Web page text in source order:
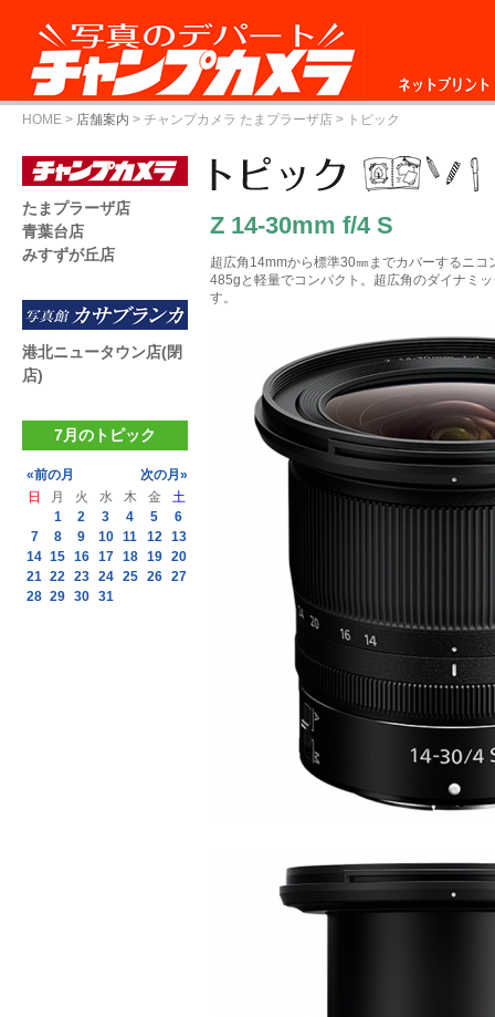
ネットプリント
HOME > 店舗案内 > チャンプカメラ たまプラーザ店 > トピック
Z 14-30mm f/4 S
超広角14mmから標準30㎜までカバーするニ
485gと軽量でコンパクト。超広角のダイナミ
す。
たまプラーザ店
青葉台店
みすずが丘店
港北ニュータウン店(閉
店)
7月のトピック
«前の月
次の月»
日
月 火 水 木 金
土
1
2 3 4 5
6
7
8 9 10 11 12 13
14 15 16 17 18 19 20
21 22 23 24 25 26 27
28 29 30 31